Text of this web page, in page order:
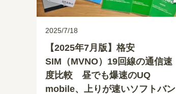
2025/7/18
【2025年7月版】格安
SIM（MVNO）19回線の通信速
度比較 昼でも爆速のUQ
mobile、上りが速いソフトバン